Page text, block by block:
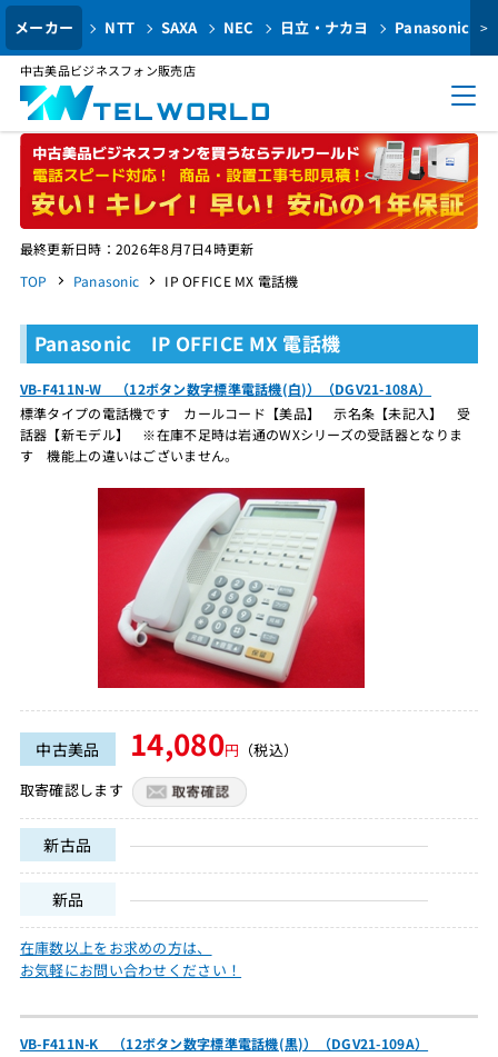
メーカー NTT SAXA NEC 日立・ナカヨ Panasonic >
中古美品ビジネスフォン販売店
最終更新日時：2026年8月7日4時更新
TOP
Panasonic IP OFFICE MX 電話機
Panasonic IP OFFICE MX 電話機
VB-F411N-W （12ボタン数字標準電話機(白)）（DGV21-108A）
標準タイプの電話機です カールコード【美品】 示名条【未記入】 受
話器【新モデル】 ※在庫不足時は岩通のWXシリーズの受話器となりま
す 機能上の違いはございません。
中古美品 14,080円 （税込）
取寄確認します
新古品
新品
在庫数以上をお求めの方は、
お気軽にお問い合わせください！
VB-F411N-K （12ボタン数字標準電話機(黒)）（DGV21-109A）